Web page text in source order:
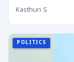
Kasthuri S
POLITICS